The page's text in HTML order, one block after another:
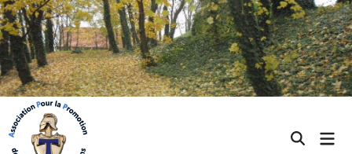
Skip
to
content
Open